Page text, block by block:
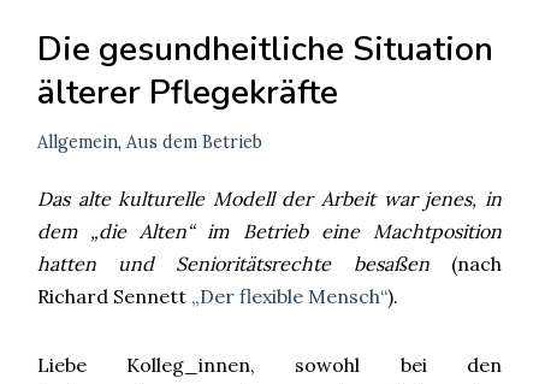
Die gesundheitliche Situation
älterer Pflegekräfte
Allgemein, Aus dem Betrieb
Das alte kulturelle Modell der Arbeit war jenes, in
dem „die Alten“ im Betrieb eine Machtposition
hatten und Senioritätsrechte besaßen(nach
Richard Sennett „Der flexible Mensch“).
Liebe Kolleg_innen, sowohl bei den